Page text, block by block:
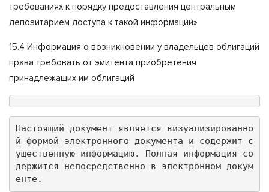
требованиях к порядку предоставления центральным
депозитарием доступа к такой информации»
15.4 Информация о возникновении у владельцев облигаций
права требовать от эмитента приобретения
принадлежащих им облигаций
Настоящий документ является визуализированно
й формой электронного документа и содержит с
ущественную информацию. Полная информация со
держится непосредственно в электронном докум
енте.